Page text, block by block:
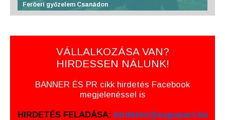
Feröeri győzelem Csanádon
VÁLLALKOZÁSA VAN?
HIRDESSEN NÁLUNK!
BANNER ÉS PR cikk hirdetés Facebook
megjelenéssel is
HIRDETÉS FELADÁSA: hirdetes@sugopart.hu